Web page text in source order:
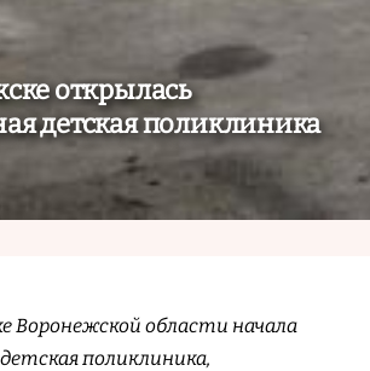
открылась
детская поликлиника
Воронежской области начала
поликлиника,